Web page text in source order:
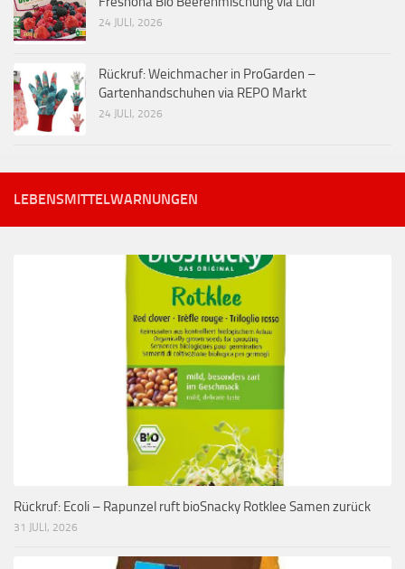
24 JULI, 2026
Rückruf: Weichmacher in ProGarden –
Gartenhandschuhen via REPO Markt
24 JULI, 2026
LEBENSMITTELWARNUNGEN
Rückruf: Ecoli – Rapunzel ruft bioSnacky Rotklee Samen zurück
31 JULI, 2026